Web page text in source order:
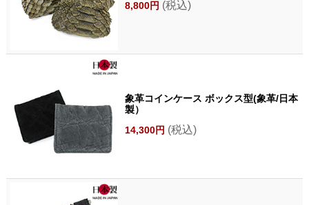
8,800円 (税込)
象革コインケース ボックス型(象革/日本
製）
14,300円 (税込)